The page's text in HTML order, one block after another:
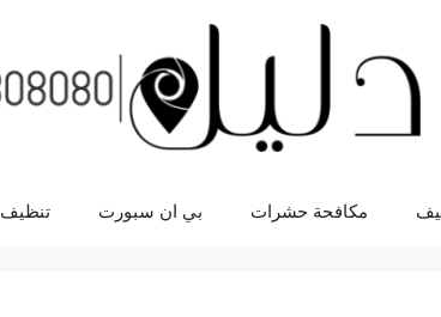
مكافحة حشرات بي ان سبورت تنظيف